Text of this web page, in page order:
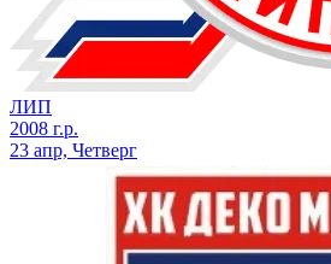
ЛИП
2008 г.р.
23 апр, Четверг